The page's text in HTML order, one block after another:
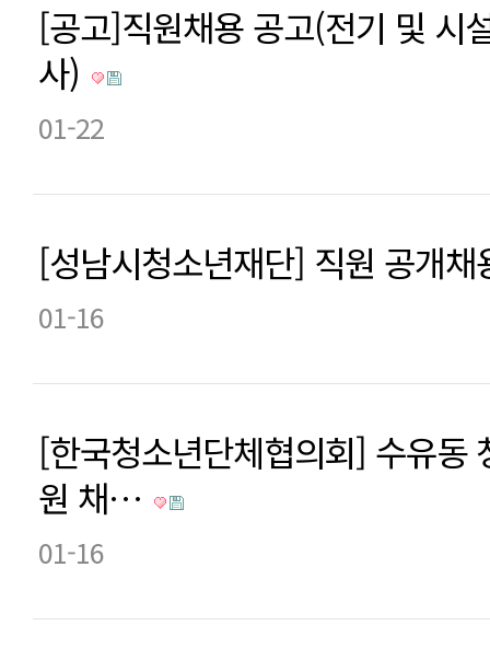
[공고]직원채용 공고(전기 및 시
사)
01-22
[성남시청소년재단] 직원 공개
01-16
[한국청소년단체협의회] 수유동
원 채…
01-16